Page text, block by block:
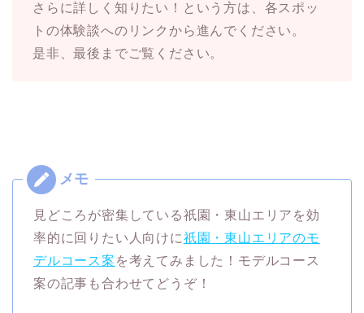
さらに詳しく知りたい！という方は、各スポッ
トの体験談へのリンクから進んでください。
是非、最後までご覧ください。
見どころが密集している祇園・東山エリアを効
率的に回りたい人向けに祇園・東山エリアのモ
デルコース案 を考えてみました！モデルコース
案の記事も合わせてどうぞ！